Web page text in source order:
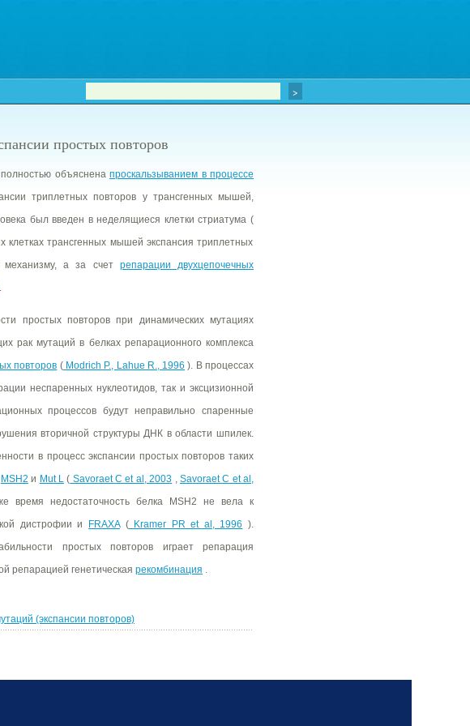
простых повторов
объяснена проскальзыванием в процессе
триплетных повторов у трансгенных мышей,
был введен в неделящиеся клетки стриатума (
клетках трансгенных мышей экспансия триплетных
механизму, а за счет репарации двухцепочечных
простых повторов при динамических мутациях
рак мутаций в белках репарационного комплекса
повторов (Modrich P., Lahue R., 1996 ). В процессах
неспаренных нуклеотидов, так и эксцизионной
процессов будут неправильно спаренные
вторичной структуры ДНК в области шпилек.
в процесс экспансии простых повторов таких
MSH2 и Mut L( Savoraet C et al, 2003 , Savoraet C et al,
время недостаточность белка MSH2 не вела к
дистрофии и
FRAXA(Kramer PR et al, 1996 ).
простых повторов играет репарация
репарацией генетическая рекомбинация .
(экспансии повторов)